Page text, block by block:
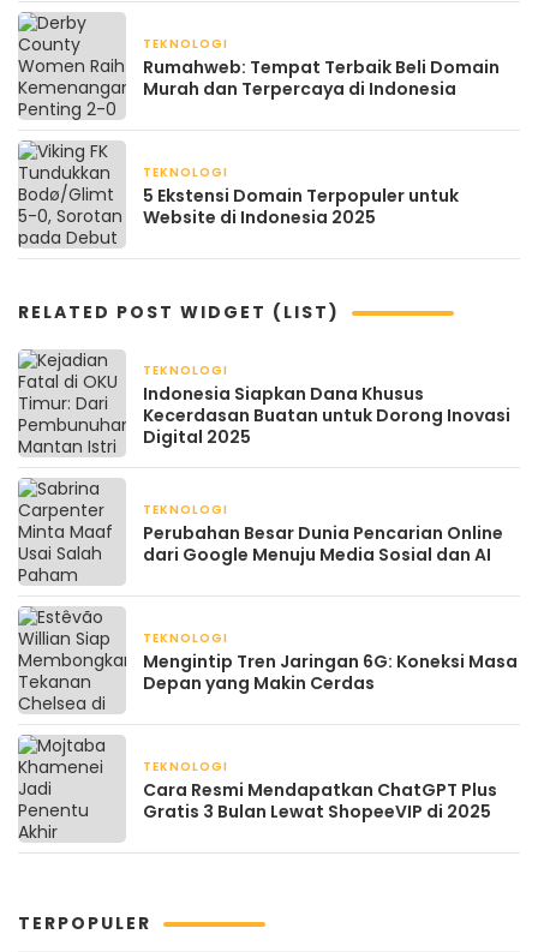
TEKNOLOGI
Rumahweb: Tempat Terbaik Beli Domain
Murah dan Terpercaya di Indonesia
TEKNOLOGI
5 Ekstensi Domain Terpopuler untuk
Website di Indonesia 2025
RELATED POST WIDGET (LIST)
TEKNOLOGI
Indonesia Siapkan Dana Khusus
Kecerdasan Buatan untuk Dorong Inovasi
Digital 2025
TEKNOLOGI
Perubahan Besar Dunia Pencarian Online
dari Google Menuju Media Sosial dan AI
TEKNOLOGI
Mengintip Tren Jaringan 6G: Koneksi Masa
Depan yang Makin Cerdas
TEKNOLOGI
Cara Resmi Mendapatkan ChatGPT Plus
Gratis 3 Bulan Lewat ShopeeVIP di 2025
TERPOPULER